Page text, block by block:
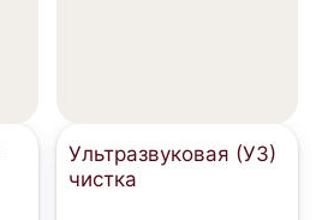
Ультразвуковая (УЗ)
чистка